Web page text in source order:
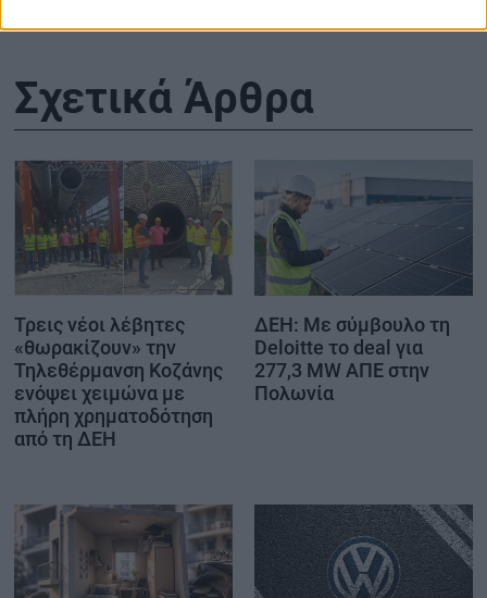
Σχετικά Άρθρα
Τρεις νέοι λέβητες
«θωρακίζουν» την
Τηλεθέρμανση Κοζάνης
ενόψει χειμώνα με
πλήρη χρηματοδότηση
από τη ΔΕΗ
ΔΕΗ: Με σύμβουλο τη
Deloitte το deal για
277,3 MW ΑΠΕ στην
Πολωνία